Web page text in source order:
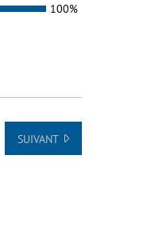
100%
SUIVANT